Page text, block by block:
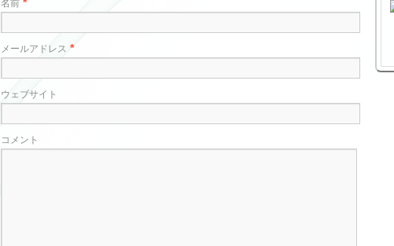
名前
メールアドレス *
ウェブサイト
コメント